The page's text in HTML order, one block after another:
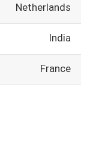
Netherlands
India
France